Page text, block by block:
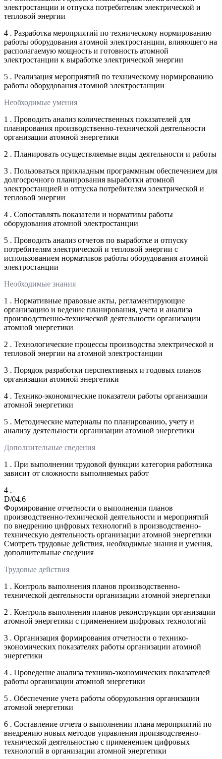
электростанции и отпуска потребителям электрической и
тепловой энергии
4 . Разработка мероприятий по техническому нормированию
работы оборудования атомной электростанции, влияющего на
располагаемую мощность и готовность атомной
электростанции к выработке электрической энергии
5 . Реализация мероприятий по техническому нормированию
работы оборудования атомной электростанции
Необходимые умения
1 . Проводить анализ количественных показателей для
планирования производственно-технической деятельности
организации атомной энергетики
2 . Планировать осуществляемые виды деятельности и работы
3 . Пользоваться прикладным программным обеспечением для
долгосрочного планирования выработки атомной
электростанцией и отпуска потребителям электрической и
тепловой энергии
4 . Сопоставлять показатели и нормативы работы
оборудования атомной электростанции
5 . Проводить анализ отчетов по выработке и отпуску
потребителям электрической и тепловой энергии с
использованием нормативов работы оборудования атомной
электростанции
Необходимые знания
1 . Нормативные правовые акты, регламентирующие
организацию и ведение планирования, учета и анализа
производственно-технической деятельности организации
атомной энергетики
2 . Технологические процессы производства электрической и
тепловой энергии на атомной электростанции
3 . Порядок разработки перспективных и годовых планов
организации атомной энергетики
4 . Технико-экономические показатели работы организации
атомной энергетики
5 . Методические материалы по планированию, учету и
анализу деятельности организации атомной энергетики
Дополнительные сведения
1 . При выполнении трудовой функции категория работника
зависит от сложности выполняемых работ
4 .
D/04.6
Формирование отчетности о выполнении планов
производственно-технической деятельности и мероприятий
по внедрению цифровых технологий в производственно-
техническую деятельность организации атомной энергетики
Смотреть трудовые действия, необходимые знания и умения,
дополнительные сведения
Трудовые действия
1 . Контроль выполнения планов производственно-
технической деятельности организации атомной энергетики
2 . Контроль выполнения планов реконструкции организации
атомной энергетики с применением цифровых технологий
3 . Организация формирования отчетности о технико-
экономических показателях работы организации атомной
энергетики
4 . Проведение анализа технико-экономических показателей
работы организации атомной энергетики
5 . Обеспечение учета работы оборудования организации
атомной энергетики
6 . Составление отчета о выполнении плана мероприятий по
внедрению новых методов управления производственно-
технической деятельностью с применением цифровых
технологий в организации атомной энергетики